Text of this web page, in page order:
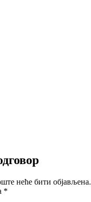
неће бити објављена.
*